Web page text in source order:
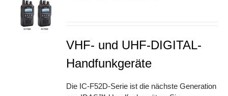
VHF- und UHF-DIGITAL-
Handfunkgeräte
Die IC-F52D-Serie ist die nächste Generation